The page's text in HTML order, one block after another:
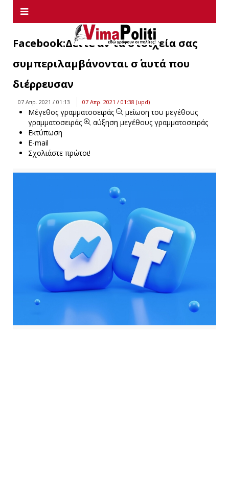
Facebook:Δείτε αν τα στοιχεία σας
συμπεριλαμβάνονται σ΄ αυτά που
διέρρευσαν
07 Απρ. 2021 / 01:13 07 Απρ. 2021 / 01:38 (upd)
Μέγεθος γραμματοσειράς
μείωση του μεγέθους
γραμματοσειράς
αύξηση μεγέθους γραμματοσειράς
Εκτύπωση
E-mail
Σχολιάστε πρώτοι!